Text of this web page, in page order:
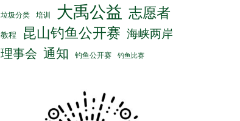
垃圾分类 培训 大禹公益 志愿者
教程 昆山钓鱼公开赛 海峡两岸
理事会 通知 钓鱼公开赛 钓鱼比赛